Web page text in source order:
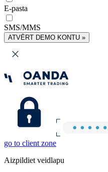
E-pasta
SMS/MMS
ATVĒRT DEMO KONTU »
go to client zone
Aizpildiet veidlapu